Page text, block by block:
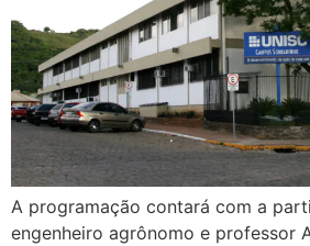
A programação contará com a
engenheiro agrônomo e professor